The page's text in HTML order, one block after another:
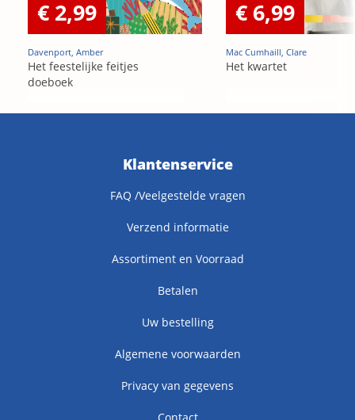
€ 2,99
Davenport, Amber
Het feestelijke feitjes
doeboek
€ 6,99
Mac Cumhaill, Clare
Het kwartet
Klantenservice
FAQ /Veelgestelde vragen
Verzend informatie
Assortiment en Voorraad
Betalen
Uw bestelling
Algemene voorwaarden
Privacy van gegevens